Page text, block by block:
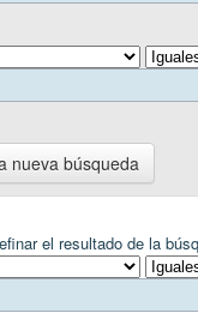
nueva búsqueda
el resultado de la